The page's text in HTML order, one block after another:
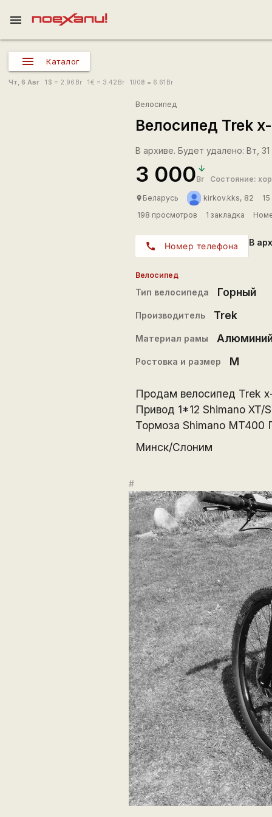
menu
Каталог
Чт, 6 Авг 1 $ = 2.96 Br 1€ = 3.42 Br 100₴ = 6.61 Br
Велосипед
Велосипед Trek
В архиве. Будет удалено: Вт,
3 000Br Состояние:
place Беларусь kirkov.kks, 82
198 просмотров
1 закладка
call Номер телефона В
Велосипед
Тип велосипеда Горный
Производитель Trek
Материал рамы
Ростовка и размер M
Продам велосипед Trek
Привод 1*12 Shimano XT/
Тормоза Shimano MT400
Минск/Слоним
#